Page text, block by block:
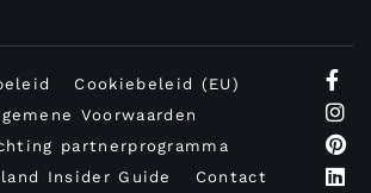
Cookiebeleid (EU)
Voorwaarden
partnerprogramma
Insider Guide
Contact